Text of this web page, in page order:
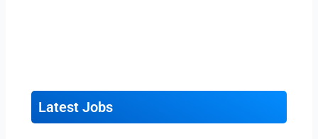
Latest Jobs